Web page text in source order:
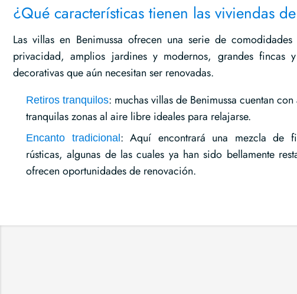
¿Qué características tienen las viviendas
Las villas en Benimussa ofrecen una serie de
privacidad, amplios jardines y modernos, grandes fincas
decorativas que aún necesitan ser renovadas.
Retiros tranquilos: muchas villas de Benimussa cuentan
tranquilas zonas al aire libre ideales para relajarse.
Encanto tradicional: Aquí encontrará una mezcla de
rústicas, algunas de las cuales ya han sido bellamente
ofrecen oportunidades de renovación.